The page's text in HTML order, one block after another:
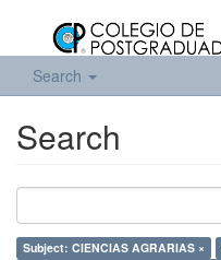
Search
Search
Subject: CIENCIAS AGRARIAS ×